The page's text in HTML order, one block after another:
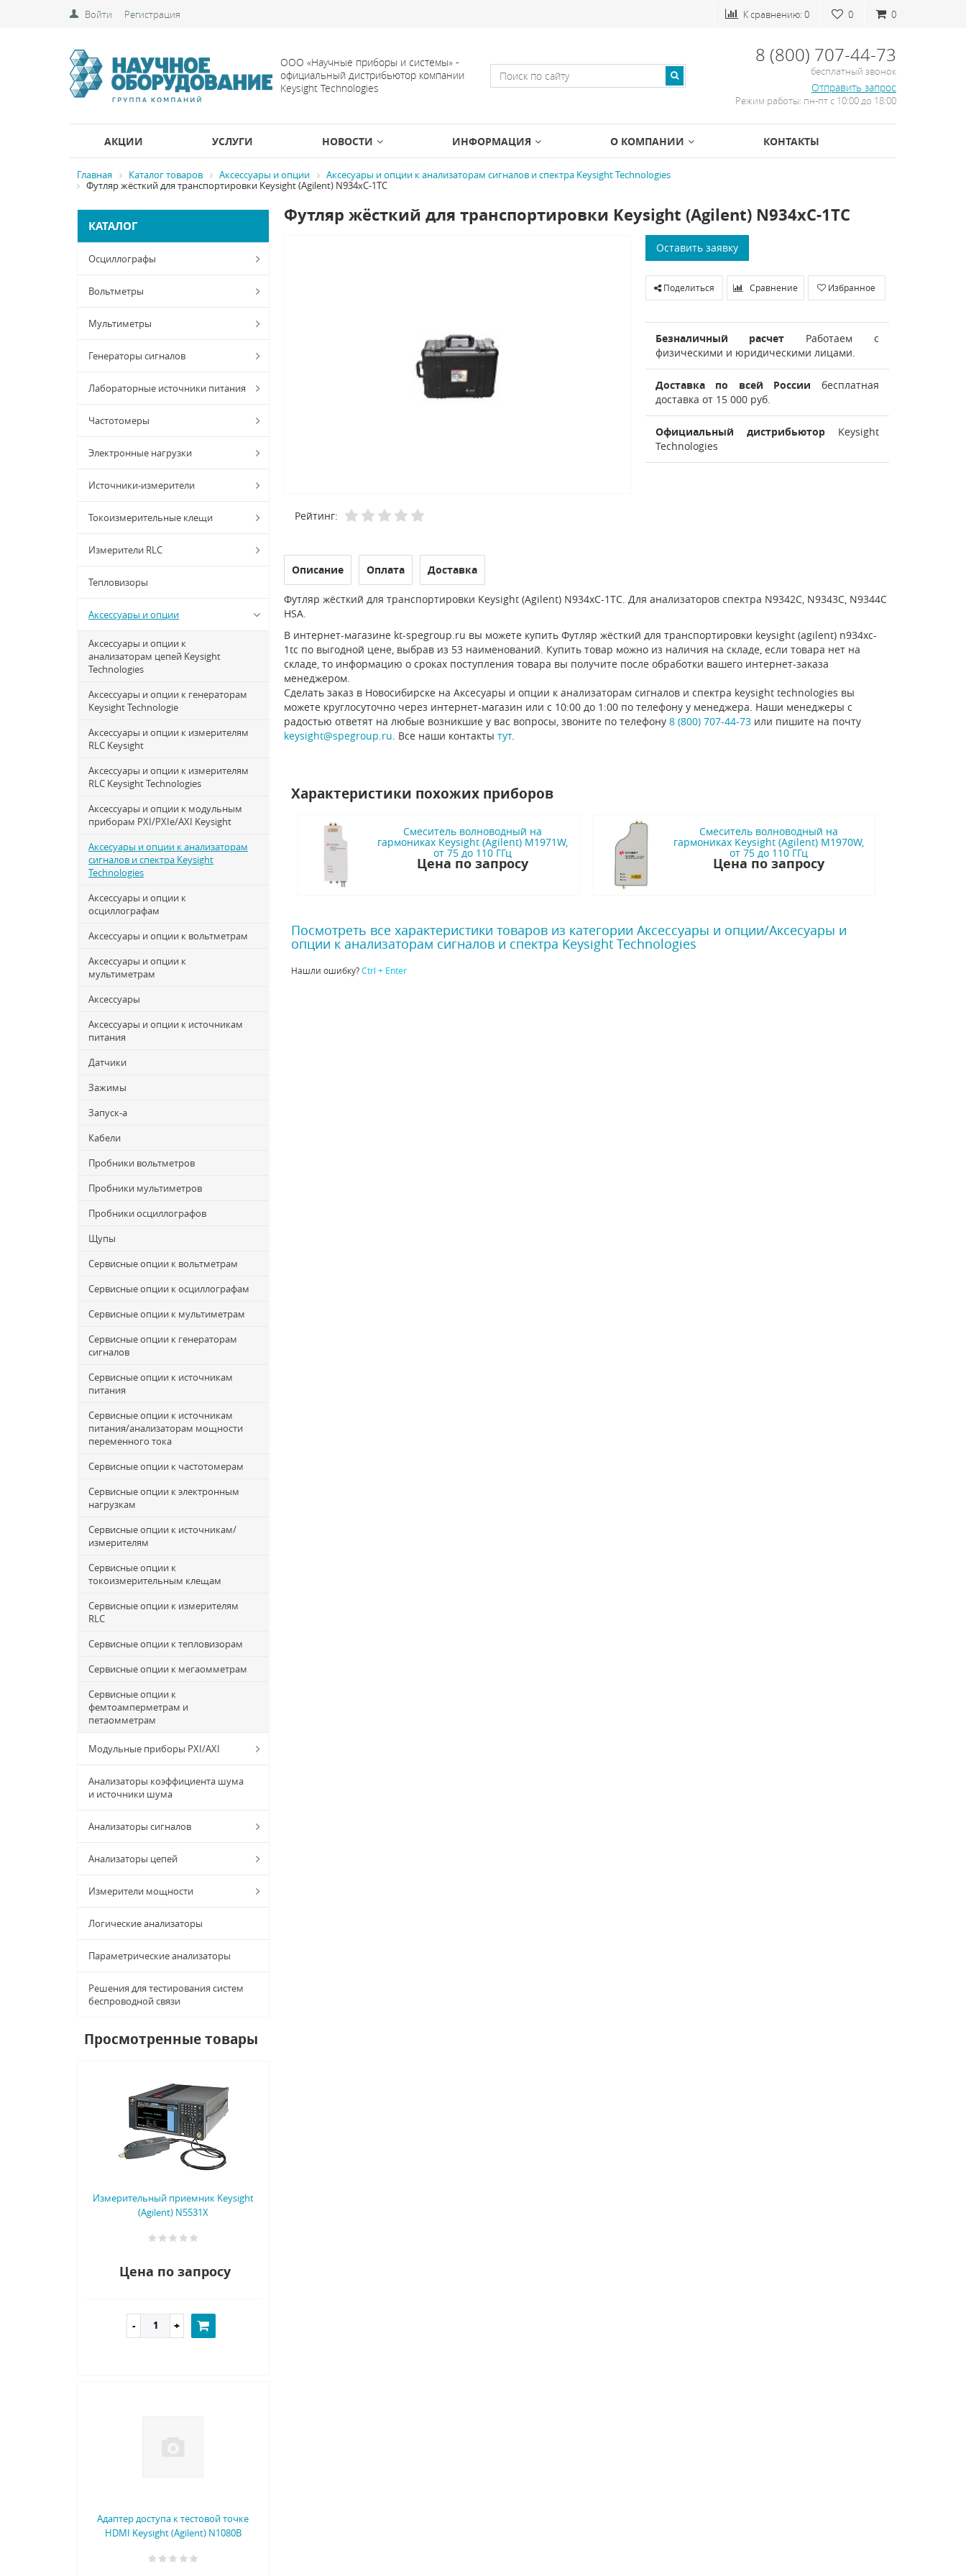
Войти Регистрация 0
0
К сравнению: 0
ООО «Научные приборы и системы» -
официальный дистрибьютор компании
Keysight Technologies
8 (800) 707-44-73
бесплатный звонок
Отправить запрос
Режим работы: пн-пт с 10:00 до 18:00
АКЦИИ УСЛУГИ НОВОСТИ ИНФОРМАЦИЯ О КОМПАНИИ КОНТАКТЫ
Главная Каталог товаров Аксессуары и опции
Аксесуары и опции к анализаторам сигналов и спектра Keysight Technologies
Футляр жёсткий для транспортировки Keysight (Agilent) N934хC-1TC
КАТАЛОГ
Осциллографы
Вольтметры
Мультиметры
Генераторы сигналов
Лабораторные источники питания
Частотомеры
Электронные нагрузки
Источники-измерители
Токоизмерительные клещи
Измерители RLC
Тепловизоры
Аксессуары и опции
Аксессуары и опции к
анализаторам цепей Keysight
Technologies
Аксессуары и опции к генераторам
Keysight Technologie
Аксессуары и опции к измерителям
RLC Keysight
Аксессуары и опции к измерителям
RLC Keysight Technologies
Аксессуары и опции к модульным
приборам PXI/PXIe/AXI Keysight
Аксесуары и опции к анализаторам
сигналов и спектра Keysight
Technologies
Аксессуары и опции к
осциллографам
Аксессуары и опции к вольтметрам
Аксессуары и опции к
мультиметрам
Аксессуары
Аксессуары и опции к источникам
питания
Датчики
Зажимы
Запуск-a
Кабели
Пробники вольтметров
Пробники мультиметров
Пробники осциллографов
Щупы
Сервисные опции к вольтметрам
Сервисные опции к осциллографам
Сервисные опции к мультиметрам
Сервисные опции к генераторам
сигналов
Сервисные опции к источникам
питания
Сервисные опции к источникам
питания/анализаторам мощности
переменного тока
Сервисные опции к частотомерам
Сервисные опции к электронным
нагрузкам
Сервисные опции к источникам/
измерителям
Сервисные опции к
токоизмерительным клещам
Сервисные опции к измерителям
RLC
Сервисные опции к тепловизорам
Сервисные опции к мегаомметрам
Сервисные опции к
фемтоамперметрам и
петаомметрам
Модульные приборы PXI/AXI
Анализаторы коэффициента шума
и источники шума
Анализаторы сигналов
Анализаторы цепей
Измерители мощности
Логические анализаторы
Параметрические анализаторы
Решения для тестирования систем
беспроводной связи
Просмотренные товары
Измерительный приемник Keysight
(Agilent) N5531X
Цена по запросу
Адаптер доступа к тестовой точке
HDMI Keysight (Agilent) N1080B
Футляр жёсткий для транспортировки Keysight (Agilent) N934хC-1TC
Рейтинг:
Оставить заявку
Поделиться Сравнение Избранное
Безналичный расчет Работаем с
физическими и юридическими лицами.
Доставка по всей России бесплатная
доставка от 15 000 руб.
Официальный дистрибьюторKeysight
Technologies
Описание Оплата Доставка
Футляр жёсткий для транспортировки Keysight (Agilent) N934хC-1TC. Для анализаторов спектра N9342C, N9343C, N9344C
HSA.
В интернет-магазине kt-spegroup.ru вы можете купить Футляр жёсткий для транспортировки keysight (agilent) n934хc-
1tc по выгодной цене, выбрав из 53 наименований. Купить товар можно из наличия на складе, если товара нет на
складе, то информацию о сроках поступления товара вы получите после обработки вашего интернет-заказа
менеджером.
Сделать заказ в Новосибирске на Аксесуары и опции к анализаторам сигналов и спектра keysight technologies вы
можете круглосуточно через интернет-магазин или с 10:00 до 1:00 по телефону у менеджера. Наши менеджеры с
радостью ответят на любые возникшие у вас вопросы, звоните по телефону 8 (800) 707-44-73или пишите на почту
keysight@spegroup.ru . Все наши контакты тут.
Характеристики похожих приборов
Смеситель волноводный на
гармониках Keysight (Agilent) M1971W,
от 75 до 110 ГГц
Цена по запросу
Смеситель волноводный на
гармониках Keysight (Agilent) M1970W,
от 75 до 110 ГГц
Цена по запросу
Посмотреть все характеристики товаров из категории Аксессуары и опции/Аксесуары и
опции к анализаторам сигналов и спектра Keysight Technologies
Нашли ошибку?Ctrl + Enter